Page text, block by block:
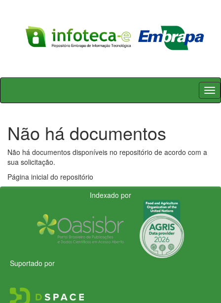
Skip
Não há documentos
Não há documentos disponíveis no repositório de acordo com a
sua solicitação.
Página inicial do repositório
Indexado por
Suportado por